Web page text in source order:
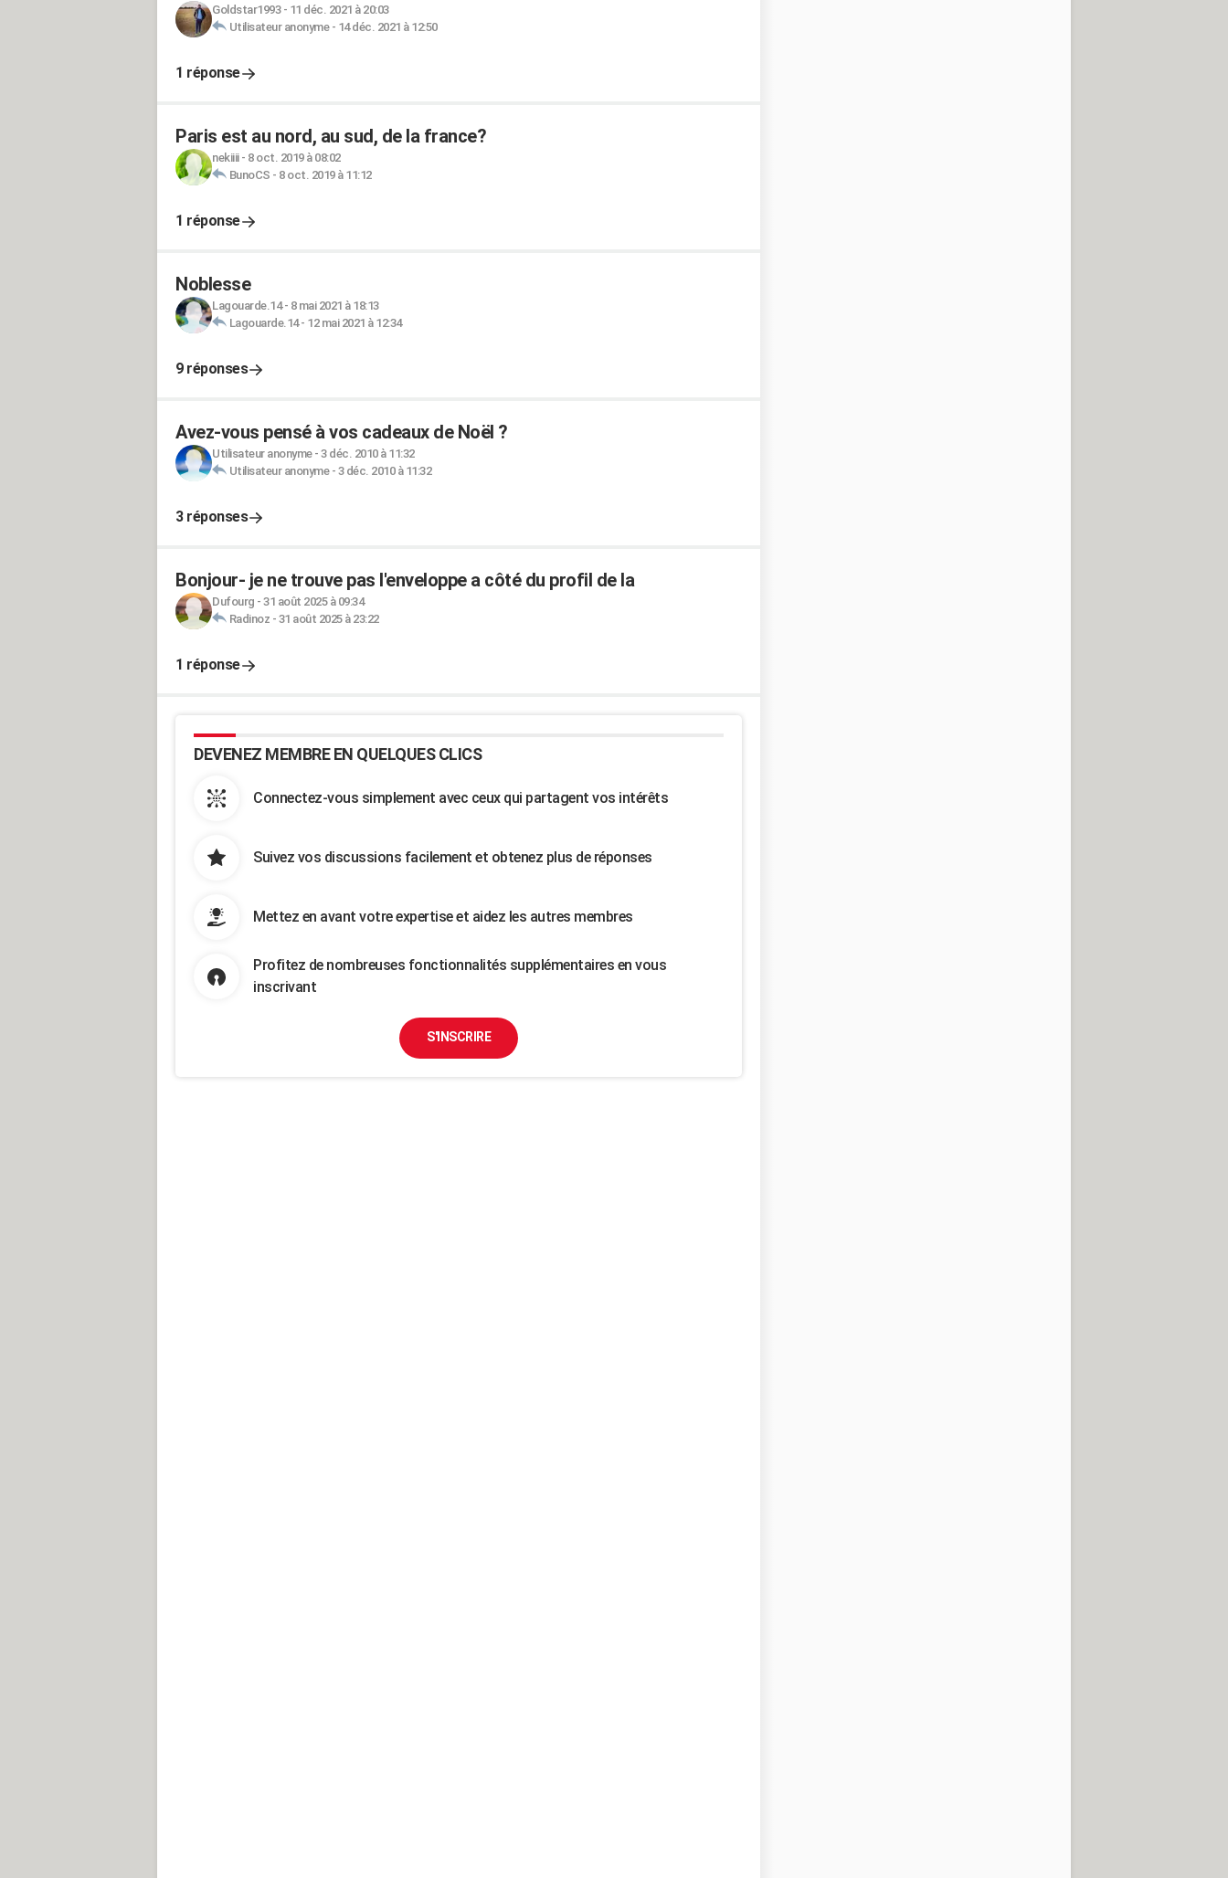
Goldstar1993- 11 déc. 2021 à 20:03
Utilisateur anonyme- 14 déc. 2021 à 12:50
1 réponse
Paris est au nord, au sud, de la france?
nekiiii- 8 oct. 2019 à 08:02
BunoCS - 8 oct. 2019 à 11:12
1 réponse
Noblesse
Lagouarde.14- 8 mai 2021 à 18:13
Lagouarde.14- 12 mai 2021 à 12:34
9 réponses
Avez-vous pensé à vos cadeaux de Noël ?
Utilisateur anonyme- 3 déc. 2010 à 11:32
Utilisateur anonyme- 3 déc. 2010 à 11:32
3 réponses
Bonjour- je ne trouve pas l'enveloppe a côté du profil de la
Dufourg - 31 août 2025 à 09:34
Radinoz - 31 août 2025 à 23:22
1 réponse
DEVENEZ MEMBRE EN QUELQUES CLICS
Connectez-vous simplement avec ceux qui partagent vos intérêts
Suivez vos discussions facilement et obtenez plus de réponses
Mettez en avant votre expertise et aidez les autres membres
Profitez de nombreuses fonctionnalités supplémentaires en vous
inscrivant
S'INSCRIRE